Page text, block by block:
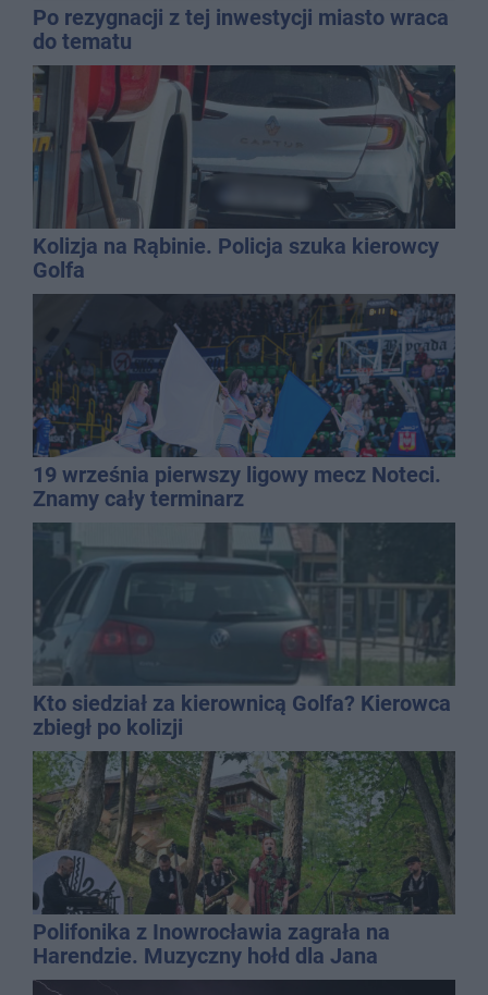
Po rezygnacji z tej inwestycji miasto wraca
do tematu
Kolizja na Rąbinie. Policja szuka kierowcy
Golfa
19 września pierwszy ligowy mecz Noteci.
Znamy cały terminarz
Kto siedział za kierownicą Golfa? Kierowca
zbiegł po kolizji
Polifonika z Inowrocławia zagrała na
Harendzie. Muzyczny hołd dla Jana
Kasprowicza